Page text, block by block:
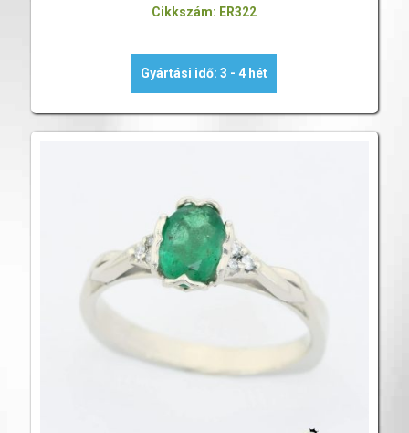
Cikkszám: ER322
Gyártási idő: 3 - 4 hét